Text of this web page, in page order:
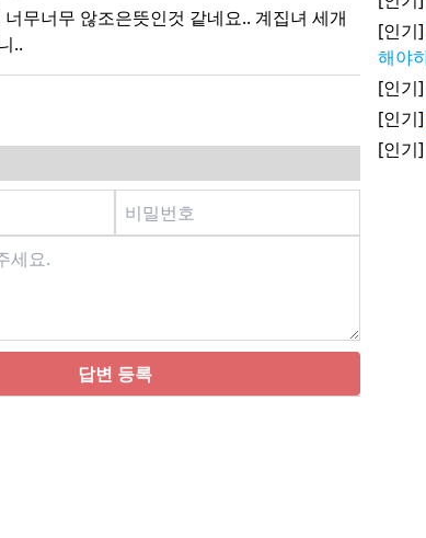
무너무 않조은뜻인것 같네요.. 계집녀 세개
..
답변 등록
[인기]
해야
[인기]
[인기]
[인기]